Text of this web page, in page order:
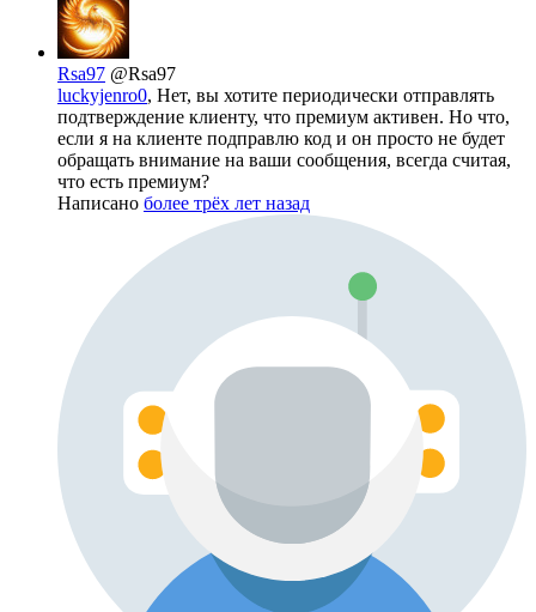
Rsa97 @Rsa97
luckyjenro0, Нет, вы хотите периодически отправлять
подтверждение клиенту, что премиум активен. Но что,
если я на клиенте подправлю код и он просто не будет
обращать внимание на ваши сообщения, всегда считая,
что есть премиум?
Написано более трёх лет назад